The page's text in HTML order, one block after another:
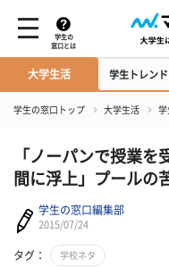
学生の
窓口とは
大学生活 学生トレンド
学生の窓口トップ 大学生活 学
「ノーパンで授業を
間に浮上」プールの
学生の窓口編集部
2015/07/24
タグ： 学校ネタ